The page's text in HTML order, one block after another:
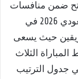
ضمن منافسات
الجولة الثلاثين من دوري روشن السعودي 2026 في
حيث يسعى
الثلاث
جدول الترتيب